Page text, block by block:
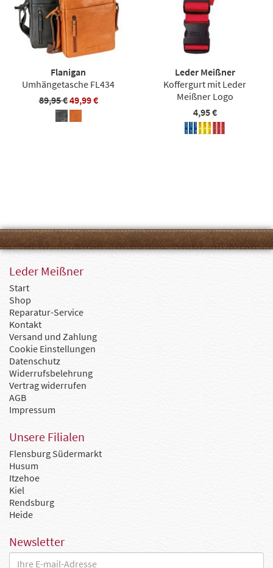
Flanigan
Umhängetasche FL434
89,95 €49,99 €
Leder Meißner
Koffergurt mit Leder
Meißner Logo
4,95 €
Leder Meißner
Start
Shop
Reparatur-Service
Kontakt
Versand und Zahlung
Cookie Einstellungen
Datenschutz
Widerrufsbelehrung
Vertrag widerrufen
AGB
Impressum
Unsere Filialen
Flensburg Südermarkt
Husum
Itzehoe
Kiel
Rendsburg
Heide
Newsletter